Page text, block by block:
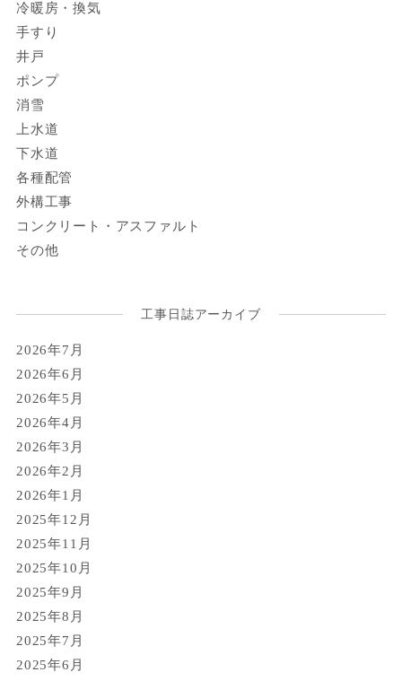
冷暖房・換気
手すり
井戸
ポンプ
消雪
上水道
下水道
各種配管
外構工事
コンクリート・アスファルト
その他
工事日誌アーカイブ
2026年7月
2026年6月
2026年5月
2026年4月
2026年3月
2026年2月
2026年1月
2025年12月
2025年11月
2025年10月
2025年9月
2025年8月
2025年7月
2025年6月